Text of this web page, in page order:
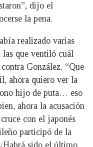
dijo el
la pena.
realizado varias
las que ventiló cuál
González. “Que
ahora quiero ver la
hijo de puta… eso
ahora la acusación
con el japonés
participó de la